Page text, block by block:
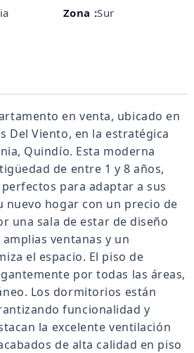
Zona :Sur
en venta, ubicado en
Del Viento, en la estratégica
Quindío. Esta moderna
de entre 1 y 8 años,
para adaptar a sus
nuevo hogar con un precio de
una sala de estar de diseño
ventanas y un
el espacio. El piso de
por todas las áreas,
Los dormitorios están
funcionalidad y
la excelente ventilación
de alta calidad en piso